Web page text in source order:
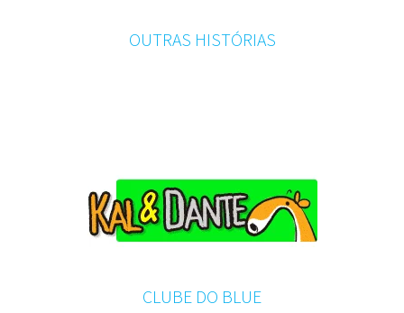
OUTRAS HISTÓRIAS
CLUBE DO BLUE